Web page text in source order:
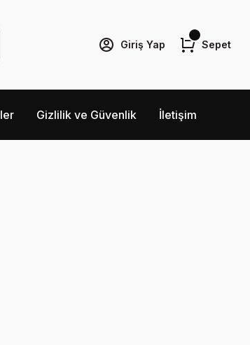
Giriş Yap Sepet
Gizlilik ve Güvenlik İletişim